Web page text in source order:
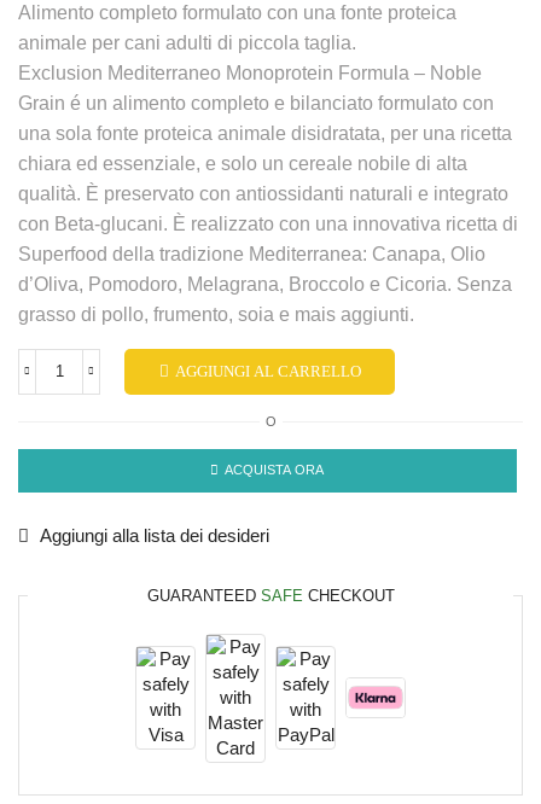
Alimento completo formulato con una fonte proteica
animale per cani adulti di piccola taglia.
Exclusion Mediterraneo Monoprotein Formula – Noble
Grain é un alimento completo e bilanciato formulato con
una sola fonte proteica animale disidratata, per una ricetta
chiara ed essenziale, e solo un cereale nobile di alta
qualità. È preservato con antiossidanti naturali e integrato
con Beta-glucani. È realizzato con una innovativa ricetta di
Superfood della tradizione Mediterranea: Canapa, Olio
d’Oliva, Pomodoro, Melagrana, Broccolo e Cicoria. Senza
grasso di pollo, frumento, soia e mais aggiunti.
AGGIUNGI AL CARRELLO
O
ACQUISTA ORA
Aggiungi alla lista dei desideri
GUARANTEED SAFE CHECKOUT